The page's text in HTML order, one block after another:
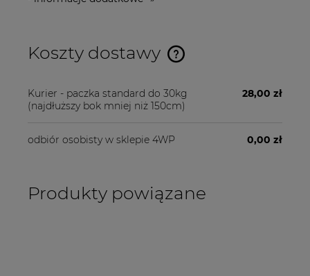
Koszty dostawy
Cena nie zawiera ewentualnych kosztów płatności
Kurier - paczka standard do 30kg
(najdłuższy bok mniej niż 150cm)
28,00 zł
odbiór osobisty w sklepie 4WP 0,00 zł
Produkty powiązane